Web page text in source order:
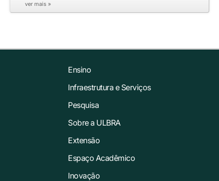
ver mais »
Ensino
Infraestrutura e Serviços
Pesquisa
Sobre a ULBRA
Extensão
Espaço Acadêmico
Inovação